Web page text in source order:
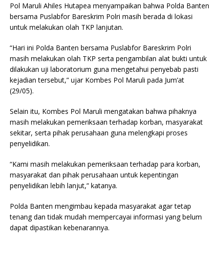
Pol Maruli Ahiles Hutapea menyampaikan bahwa Polda Banten
bersama Puslabfor Bareskrim Polri masih berada di lokasi
untuk melakukan olah TKP lanjutan.
“Hari ini Polda Banten bersama Puslabfor Bareskrim Polri
masih melakukan olah TKP serta pengambilan alat bukti untuk
dilakukan uji laboratorium guna mengetahui penyebab pasti
kejadian tersebut,” ujar Kombes Pol Maruli pada Jum’at
(29/05).
Selain itu, Kombes Pol Maruli mengatakan bahwa pihaknya
masih melakukan pemeriksaan terhadap korban, masyarakat
sekitar, serta pihak perusahaan guna melengkapi proses
penyelidikan.
“Kami masih melakukan pemeriksaan terhadap para korban,
masyarakat dan pihak perusahaan untuk kepentingan
penyelidikan lebih lanjut,” katanya.
Polda Banten mengimbau kepada masyarakat agar tetap
tenang dan tidak mudah mempercayai informasi yang belum
dapat dipastikan kebenarannya.